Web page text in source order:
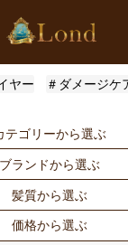
ヤー ＃ダメージケ
テゴリーから選ぶ
シャンプー
ドライヤー・ヘア
イロン
ブランドから選ぶ
Londオリジナル
ルベル
髪質から選ぶ
ハリ・コシ
価格から選ぶ